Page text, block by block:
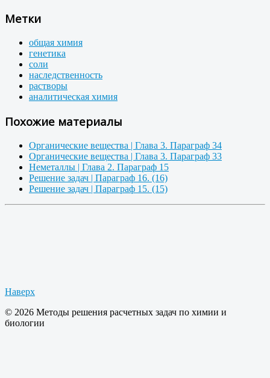
Метки
общая химия
генетика
соли
наследственность
растворы
аналитическая химия
Похожие материалы
Органические вещества | Глава 3. Параграф 34
Органические вещества | Глава 3. Параграф 33
Неметаллы | Глава 2. Параграф 15
Решение задач | Параграф 16. (16)
Решение задач | Параграф 15. (15)
Наверх
© 2026 Методы решения расчетных задач по химии и
биологии